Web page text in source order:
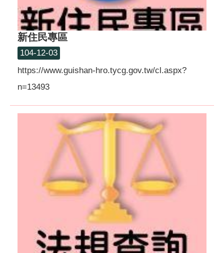
新住民專區
104-12-03
https://www.guishan-hro.tycg.gov.tw/cl.aspx?
n=13493